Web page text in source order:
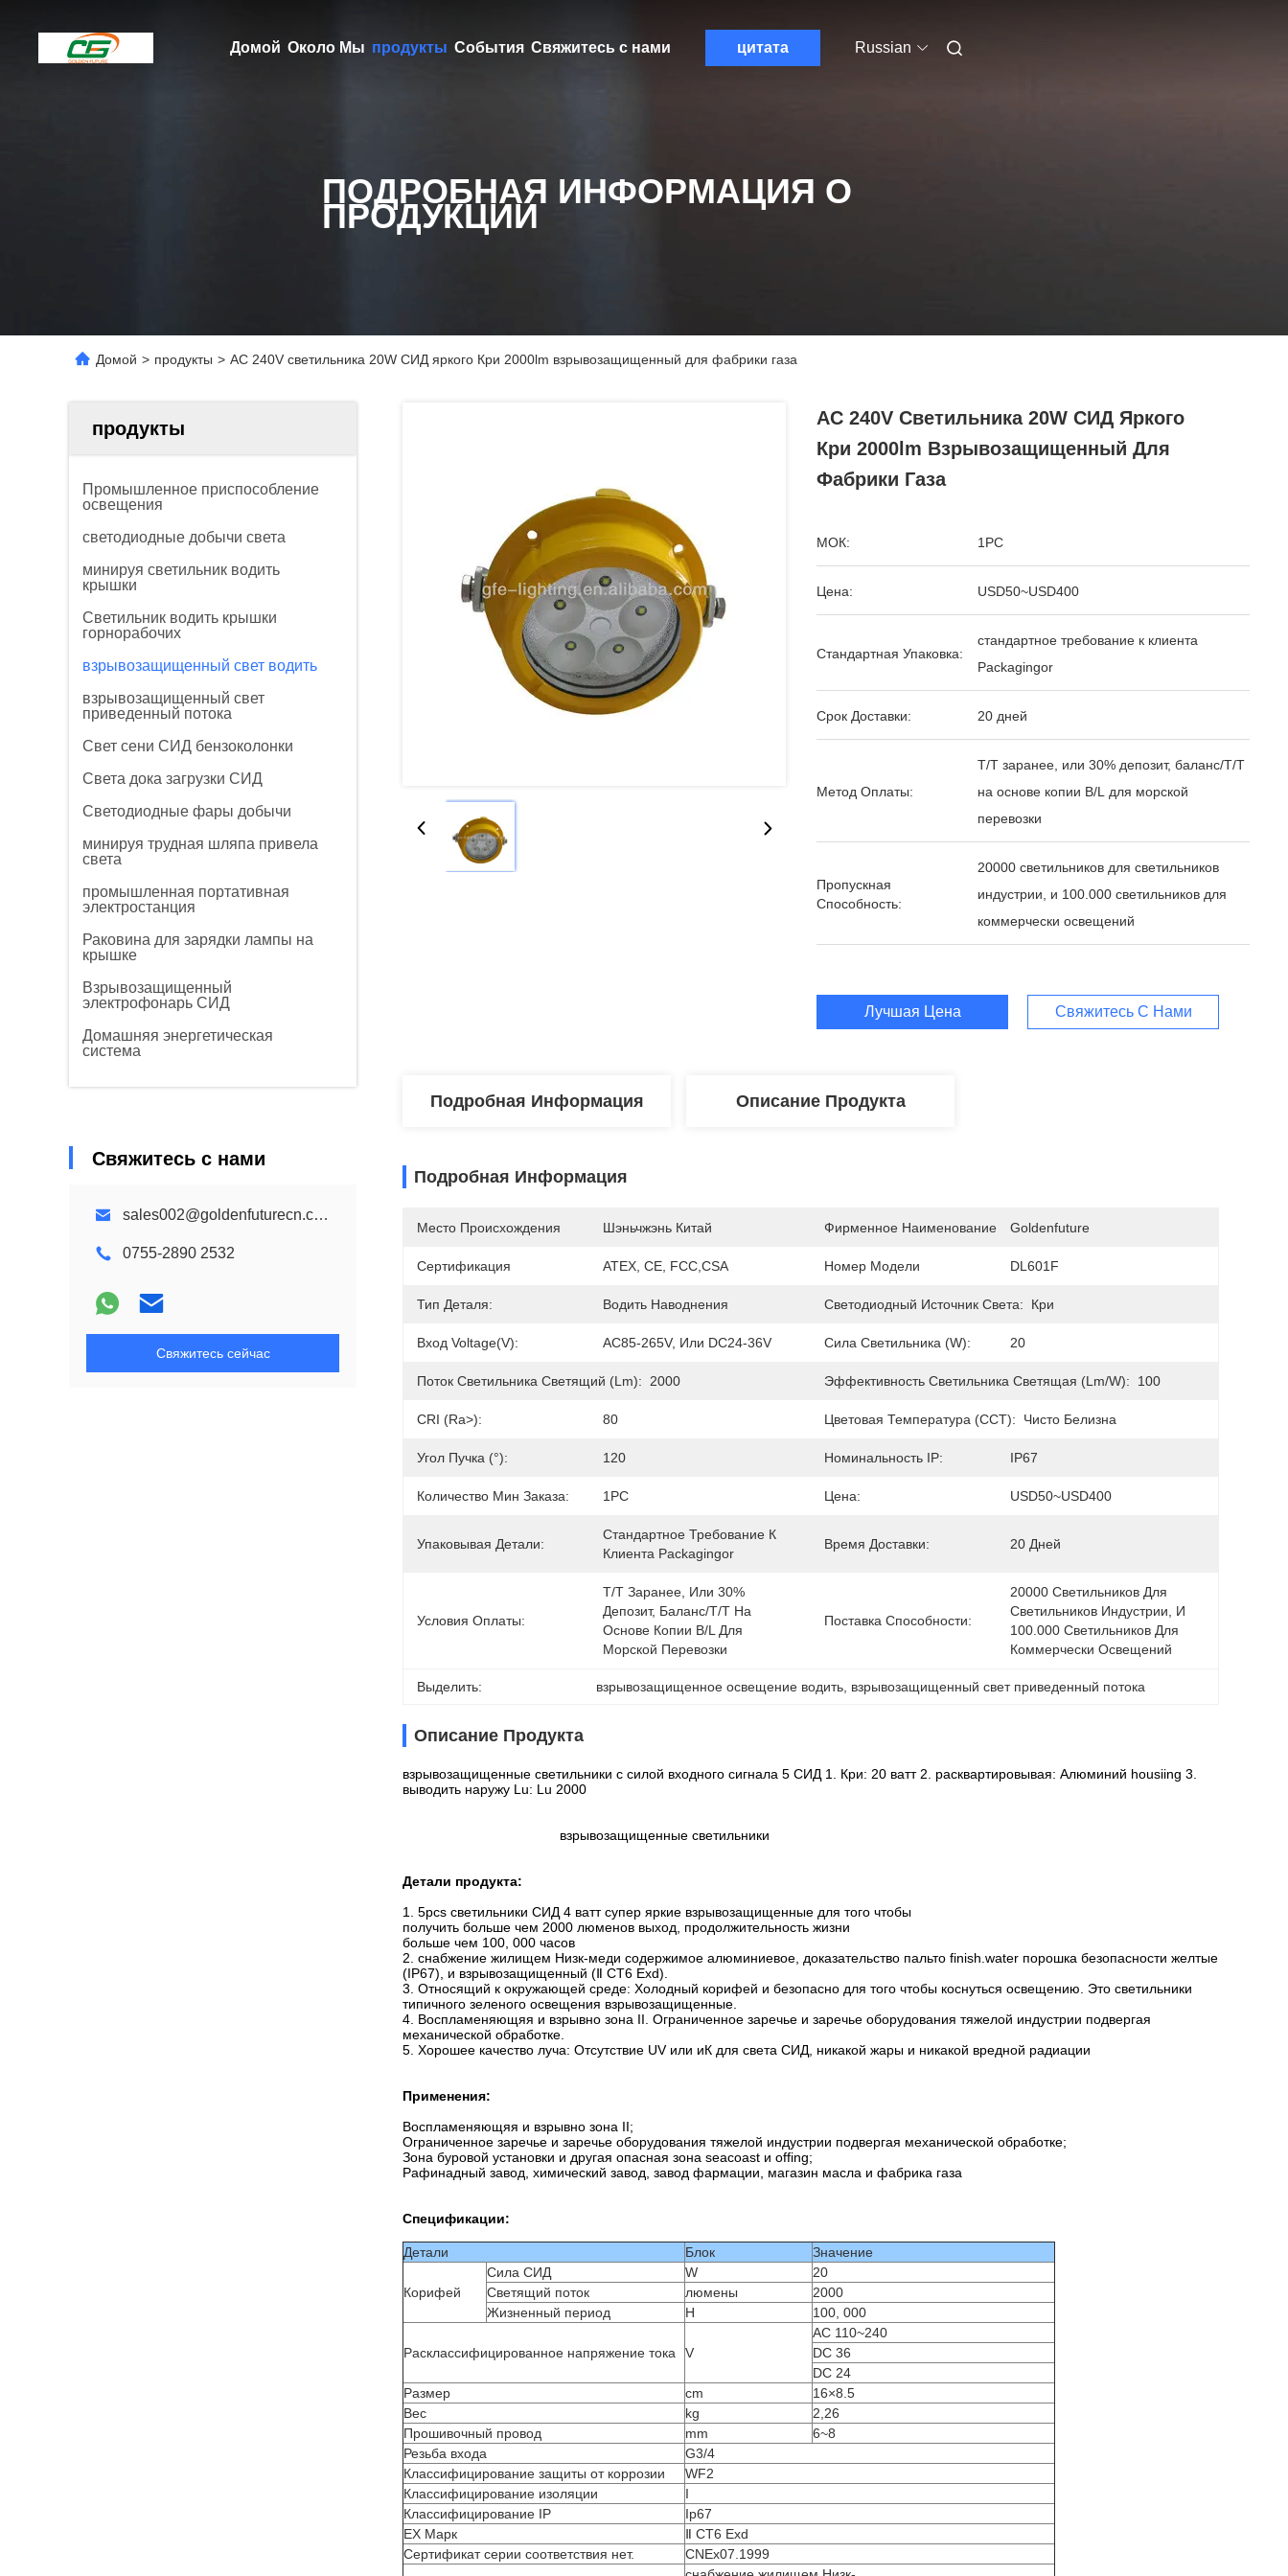
Домой Около Мы продукты События Свяжитесь с нами цитата Russian
ПОДРОБНАЯ ИНФОРМАЦИЯ О
ПРОДУКЦИИ
Домой > продукты > AC 240V светильника 20W СИД яркого Кри 2000lm взрывозащищенный для фабрики газа
продукты
Промышленное приспособление
освещения
светодиодные добычи света
минируя светильник водить
крышки
Светильник водить крышки
горнорабочих
взрывозащищенный свет водить
взрывозащищенный свет
приведенный потока
Свет сени СИД бензоколонки
Света дока загрузки СИД
Светодиодные фары добычи
минируя трудная шляпа привела
света
промышленная портативная
электростанция
Раковина для зарядки лампы на
крышке
Взрывозащищенный
электрофонарь СИД
Домашняя энергетическая
система
Свяжитесь с нами
sales002@goldenfuturecn.com
0755-2890 2532
Свяжитесь сейчас
AC 240V Светильника 20W СИД Яркого
Кри 2000lm Взрывозащищенный Для
Фабрики Газа
МОК: 1PC
Цена: USD50~USD400
Стандартная Упаковка:
стандартное требование к клиента
Packagingor
Срок Доставки: 20 дней
Метод Оплаты:
T/T заранее, или 30% депозит, баланс/T/T
на основе копии B/L для морской
перевозки
Пропускная
Способность:
20000 светильников для светильников
индустрии, и 100.000 светильников для
коммерчески освещений
Лучшая Цена Свяжитесь С Нами
Подробная Информация Описание Продукта
Подробная Информация
Место Происхождения Шэньчжэнь Китай Фирменное Наименование Goldenfuture
Сертификация ATEX, CE, FCC,CSA Номер Модели DL601F
Тип Деталя: Водить Наводнения Светодиодный Источник Света: Кри
Вход Voltage(V): AC85-265V, Или DC24-36V Сила Светильника (w): 20
Поток Светильника Светящий (lm): 2000 Эффективность Светильника Светящая (lm/w): 100
CRI (Ra>): 80 Цветовая Температура (CCT): Чисто Белизна
Угол Пучка (°): 120 Номинальность IP: IP67
Количество Мин Заказа: 1PC Цена: USD50~USD400
Упаковывая Детали:
Стандартное Требование К
Клиента Packagingor
Время Доставки: 20 Дней
Условия Оплаты:
T/T Заранее, Или 30%
Депозит, Баланс/T/T На
Основе Копии B/L Для
Морской Перевозки
Поставка Способности:
20000 Светильников Для
Светильников Индустрии, И
100.000 Светильников Для
Коммерчески Освещений
Выделить: взрывозащищенное освещение водить взрывозащищенный свет приведенный потока
Описание Продукта
взрывозащищенные светильники с силой входного сигнала 5 СИД 1. Кри: 20 ватт 2. расквартировывая: Алюминий housiing 3.
выводить наружу Lu: Lu 2000
взрывозащищенные светильники
Детали продукта:
1. 5pcs светильники СИД 4 ватт супер яркие взрывозащищенные для того чтобы
получить больше чем 2000 люменов выход, продолжительность жизни
больше чем 100, 000 часов
2. снабжение жилищем Низк-меди содержимое алюминиевое, доказательство пальто finish.water порошка безопасности желтые
(IP67), и взрывозащищенный (Ⅱ CT6 Exd).
3. Относящий к окружающей среде: Холодный корифей и безопасно для того чтобы коснуться освещению. Это светильники
типичного зеленого освещения взрывозащищенные.
4. Воспламеняющяя и взрывно зона II. Ограниченное заречье и заречье оборудования тяжелой индустрии подвергая
механической обработке.
5. Хорошее качество луча: Отсутствие UV или иК для света СИД, никакой жары и никакой вредной радиации
Применения:
Воспламеняющяя и взрывно зона II;
Ограниченное заречье и заречье оборудования тяжелой индустрии подвергая механической обработке;
Зона буровой установки и другая опасная зона seacoast и offing;
Рафинадный завод, химический завод, завод фармации, магазин масла и фабрика газа
Спецификации:
Детали Блок Значение
Корифей
Сила СИД W
20
Светящий поток
люмены
2000
Жизненный период
H 100, 000
Расклассифицированное напряжение тока V
AC 110~240
DC 36
DC 24
Размер
cm
16×8.5
Вес
kg
2,26
Прошивочный провод
mm
6~8
Резьба входа
G3/4
Классифицирование защиты от коррозии
WF2
Классифицирование изоляции
I
Классифицирование IP
Ip67
EX Марк
Ⅱ CT6 Exd
Сертификат серии соответствия нет.
CNEx07.1999